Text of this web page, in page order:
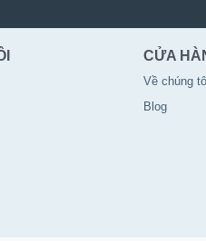
CỬA
Về chúng
Blog